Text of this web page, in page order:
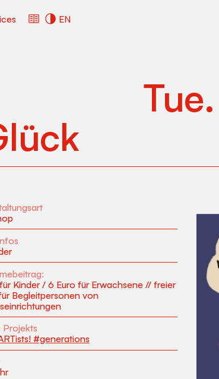
EN
Tue.
Kinder / 6 Euro für Erwachsene // freier
Begleitpersonen von
Projekts
#generations